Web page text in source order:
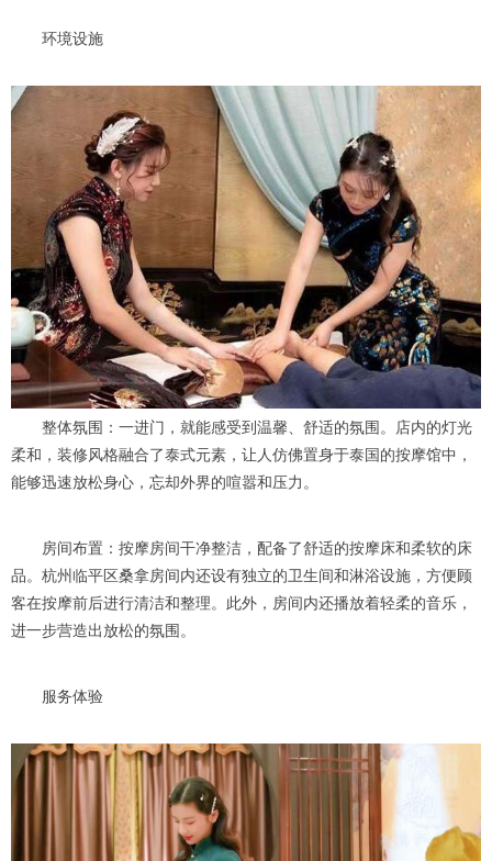
环境设施
整体氛围：一进门，就能感受到温馨、舒适的氛围。店内的灯光
柔和，装修风格融合了泰式元素，让人仿佛置身于泰国的按摩馆中，
能够迅速放松身心，忘却外界的喧嚣和压力。
房间布置：按摩房间干净整洁，配备了舒适的按摩床和柔软的床
品。杭州临平区桑拿房间内还设有独立的卫生间和淋浴设施，方便顾
客在按摩前后进行清洁和整理。此外，房间内还播放着轻柔的音乐，
进一步营造出放松的氛围。
服务体验